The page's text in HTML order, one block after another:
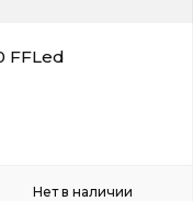
FFLed
Нет в наличии